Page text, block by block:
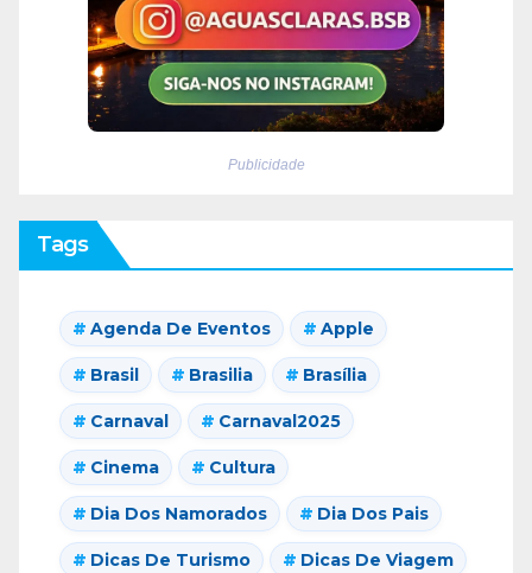
Publicidade
Tags
Agenda De Eventos Apple
Brasil Brasilia Brasília
Carnaval Carnaval2025
Cinema Cultura
Dia Dos Namorados Dia Dos Pais
Dicas De Turismo Dicas De Viagem